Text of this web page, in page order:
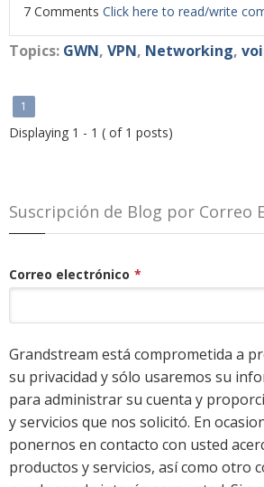
7 Comments Click here to read/write
Topics: GWN, VPN, Networking,
1
Displaying 1 - 1 ( of 1 posts)
Suscripción de Blog por Correo
Correo electrónico *
Grandstream está comprometida a
su privacidad y sólo usaremos su
para administrar su cuenta y
y servicios que nos solicitó. En
ponernos en contacto con usted
productos y servicios, así como otro